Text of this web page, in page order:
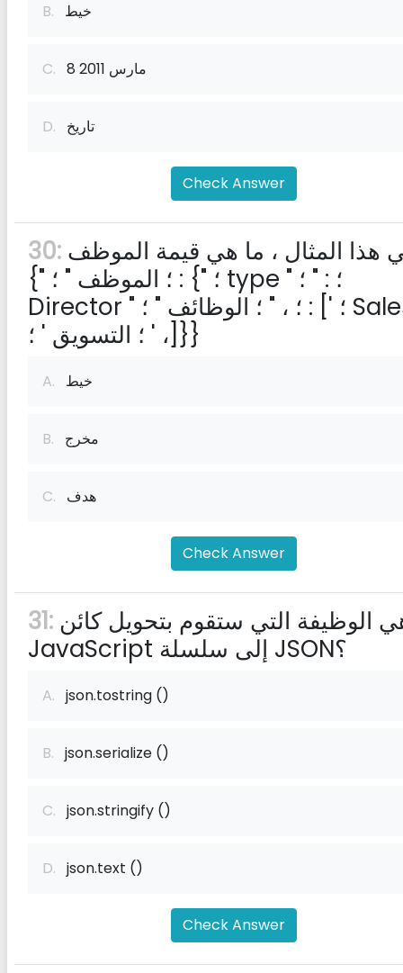
B. خيط
C. 8 مارس 2011
D. تاريخ
Check Answer
30:
{" ؛ الموظف " ؛ : {" ؛ type " ؛ : " ؛
Director " ؛ ، " ؛ الوظائف " ؛ : [' ؛ Sales ' ؛
، ' ؛ التسويق ' ؛]}}
A. خيط
B. مخرج
C. هدف
Check Answer
31:
JavaScript إلى سلسلة JSON؟
A. json.tostring ()
B. json.serialize ()
C. json.stringify ()
D. json.text ()
Check Answer